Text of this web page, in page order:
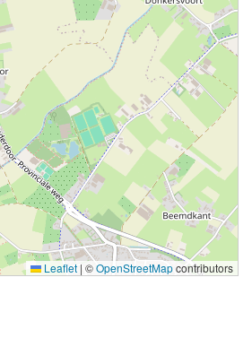
Leaflet | ©OpenStreetMapcontributors